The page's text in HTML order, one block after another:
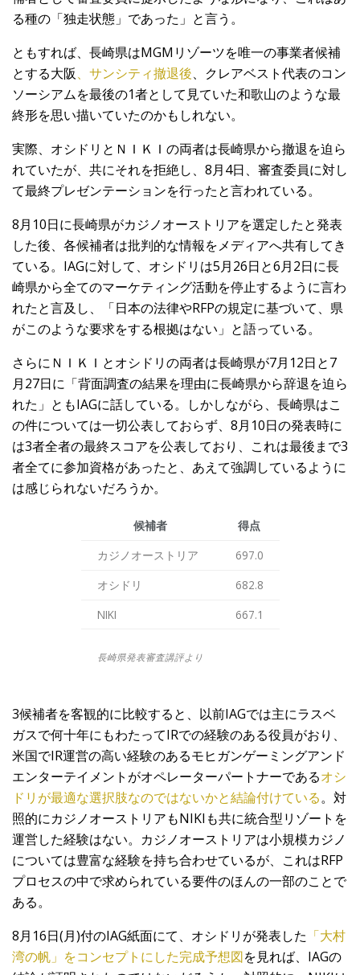
る種の「独走状態」であった」と言う。
ともすれば、長崎県はMGMリゾーツを唯一の事業者候補
とする大阪、サンシティ撤退後、クレアベスト代表のコン
ソーシアムを最後の1者として見ていた和歌山のような最
終形を思い描いていたのかもしれない。
実際、オシドリとＮＩＫＩの両者は長崎県から撤退を迫ら
れていたが、共にそれを拒絶し、8月4日、審査委員に対し
て最終プレゼンテーションを行ったと言われている。
8月10日に長崎県がカジノオーストリアを選定したと発表
した後、各候補者は批判的な情報をメディアへ共有してき
ている。IAGに対して、オシドリは5月26日と6月2日に長
崎県から全てのマーケティング活動を停止するように言わ
れたと言及し、「日本の法律やRFPの規定に基づいて、県
がこのような要求をする根拠はない」と語っている。
さらにＮＩＫＩとオシドリの両者は長崎県が7月12日と7
月27日に「背面調査の結果を理由に長崎県から辞退を迫ら
れた」ともIAGに話している。しかしながら、長崎県はこ
の件については一切公表しておらず、8月10日の発表時に
は3者全者の最終スコアを公表しており、これは最後まで3
者全てに参加資格があったと、あえて強調しているように
は感じられないだろうか。
候補者
得点
カジノオーストリア
697.0
オシドリ
682.8
NIKI
667.1
長崎県発表審査講評より
3候補者を客観的に比較すると、以前IAGでは主にラスベ
ガスで何十年にもわたってIRでの経験のある役員がおり、
米国でIR運営の高い経験のあるモヒガンゲーミングアンド
エンターテイメントがオペレーターパートナーであるオシ
ドリが最適な選択肢なのではないかと結論付けている。対
照的にカジノオーストリアもNIKIも共に統合型リゾートを
運営した経験はない。カジノオーストリアは小規模カジノ
については豊富な経験を持ち合わせているが、これはRFP
プロセスの中で求められている要件のほんの一部のことで
ある。
8月16日(月)付のIAG紙面にて、オシドリが発表した 「大村
湾の帆」をコンセプトにした完成予想図を見れば、IAGの